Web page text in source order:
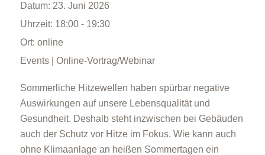
Datum: 23. Juni 2026
Uhrzeit: 18:00 - 19:30
Ort: online
Events | Online-Vortrag/Webinar
Sommerliche Hitzewellen haben spürbar negative
Auswirkungen auf unsere Lebensqualität und
Gesundheit. Deshalb steht inzwischen bei Gebäuden
auch der Schutz vor Hitze im Fokus. Wie kann auch
ohne Klimaanlage an heißen Sommertagen ein